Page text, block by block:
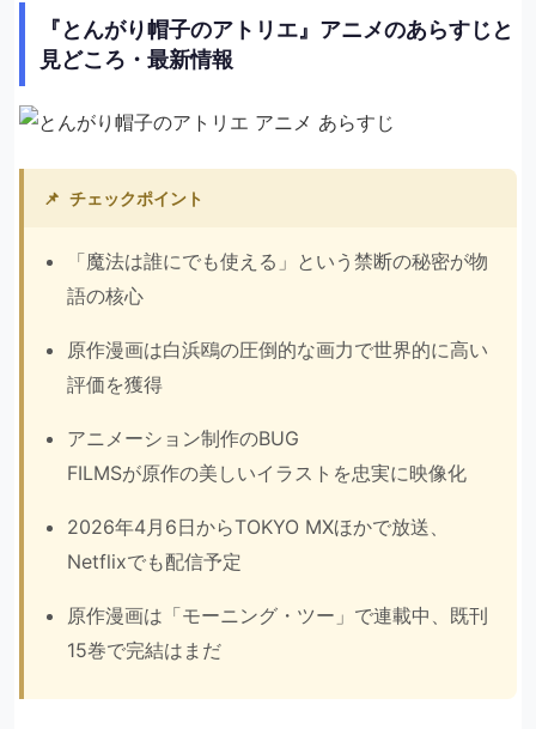
『とんがり帽子のアトリエ』アニメのあらすじと
見どころ・最新情報
📌 チェックポイント
「魔法は誰にでも使える」という禁断の秘密が物
語の核心
原作漫画は白浜鴎の圧倒的な画力で世界的に高い
評価を獲得
アニメーション制作のBUG
FILMSが原作の美しいイラストを忠実に映像化
2026年4月6日からTOKYO MXほかで放送、
Netflixでも配信予定
原作漫画は「モーニング・ツー」で連載中、既刊
15巻で完結はまだ